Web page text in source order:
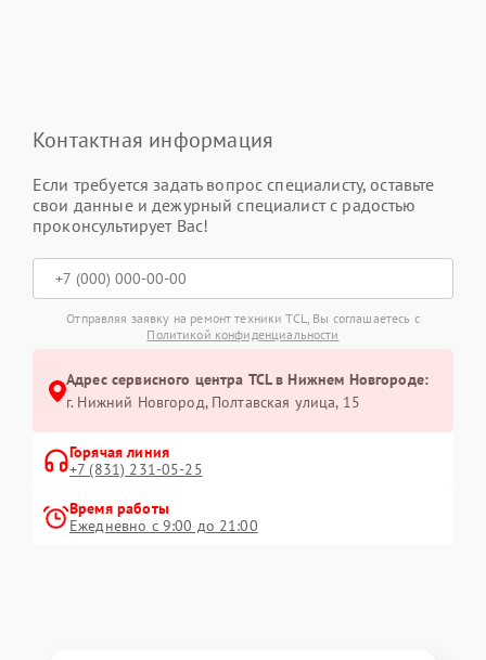
Контактная информация
Если требуется задать вопрос специалисту, оставьте
свои данные и дежурный специалист с радостью
проконсультирует Вас!
Отправляя заявку на ремонт техники TCL, Вы соглашаетесь с
Политикой конфиденциальности
Адрес сервисного центра TCL в Нижнем Новгороде:
г. Нижний Новгород, Полтавская улица, 15
Горячая линия
+7 (831) 231-05-25
Время работы
Ежедневно с 9:00 до 21:00